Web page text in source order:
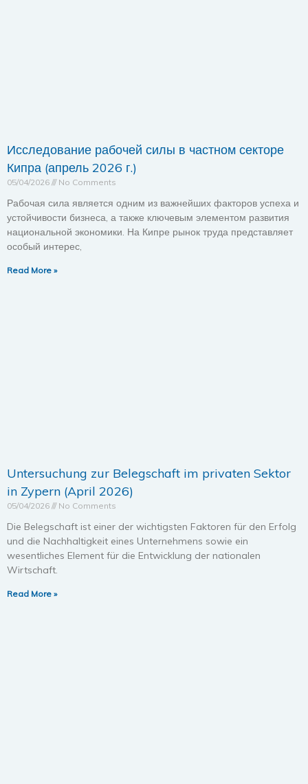
Исследование рабочей силы в частном секторе
Кипра (апрель 2026 г.)
05/04/2026 No Comments
Рабочая сила является одним из важнейших факторов успеха и
устойчивости бизнеса, а также ключевым элементом развития
национальной экономики. На Кипре рынок труда представляет
особый интерес,
Read More »
Untersuchung zur Belegschaft im privaten Sektor
in Zypern (April 2026)
05/04/2026 No Comments
Die Belegschaft ist einer der wichtigsten Faktoren für den Erfolg
und die Nachhaltigkeit eines Unternehmens sowie ein
wesentliches Element für die Entwicklung der nationalen
Wirtschaft.
Read More »